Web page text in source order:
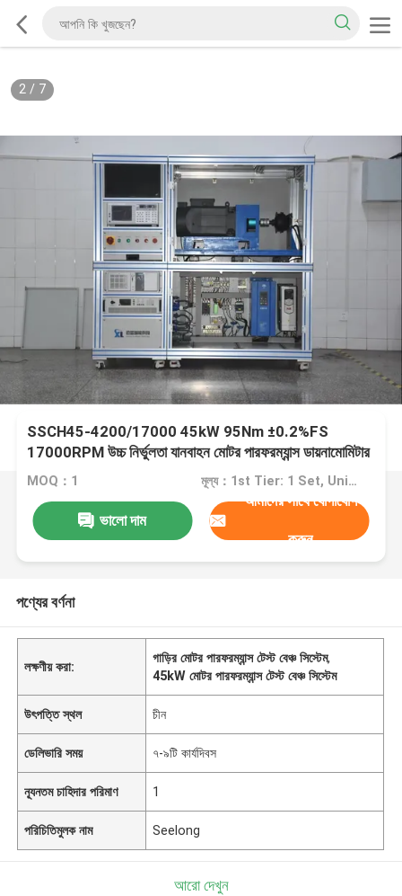
2/ 7
SSCH45-4200/17000 45kW 95Nm ±0.2%FS
17000RPM উচ্চ নির্ভুলতা যানবাহন মোটর পারফরম্যান্স ডায়নামোমিটার
টেস্ট বেঞ্চ সিস্টেম
MOQ：1 মূল্য：1st Tier: 1 Set, Unit Price USD 3.00 2nd Tier: 2-5 Sets, Unit Price USD 2.00 3rd Tier: Over 5 Sets, Unit Price USD 1.00
ভালো দাম
আমাদের সাথে যোগাযোগ
করুন
পণ্যের বর্ণনা
লক্ষণীয় করা:
গাড়ির মোটর পারফরম্যান্স টেস্ট বেঞ্চ সিস্টেম,
45kW মোটর পারফরম্যান্স টেস্ট বেঞ্চ সিস্টেম
উৎপত্তি স্থল চীন
ডেলিভারি সময় ৭-৯টি কার্যদিবস
ন্যূনতম চাহিদার পরিমাণ 1
পরিচিতিমুলক নাম Seelong
আরো দেখুন